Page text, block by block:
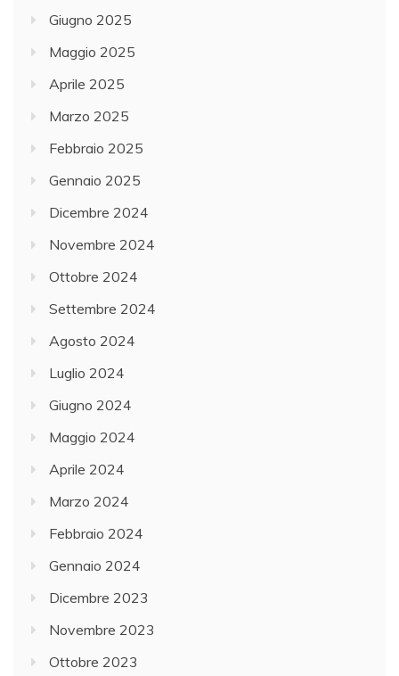
Giugno 2025
Maggio 2025
Aprile 2025
Marzo 2025
Febbraio 2025
Gennaio 2025
Dicembre 2024
Novembre 2024
Ottobre 2024
Settembre 2024
Agosto 2024
Luglio 2024
Giugno 2024
Maggio 2024
Aprile 2024
Marzo 2024
Febbraio 2024
Gennaio 2024
Dicembre 2023
Novembre 2023
Ottobre 2023